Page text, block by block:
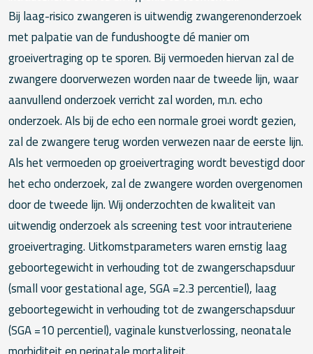
Bij laag-risico zwangeren is uitwendig zwangerenonderzoek
met palpatie van de fundushoogte dé manier om
groeivertraging op te sporen. Bij vermoeden hiervan zal de
zwangere doorverwezen worden naar de tweede lijn, waar
aanvullend onderzoek verricht zal worden, m.n. echo
onderzoek. Als bij de echo een normale groei wordt gezien,
zal de zwangere terug worden verwezen naar de eerste lijn.
Als het vermoeden op groeivertraging wordt bevestigd door
het echo onderzoek, zal de zwangere worden overgenomen
door de tweede lijn. Wij onderzochten de kwaliteit van
uitwendig onderzoek als screening test voor intrauteriene
groeivertraging. Uitkomstparameters waren ernstig laag
geboortegewicht in verhouding tot de zwangerschapsduur
(small voor gestational age, SGA =2.3 percentiel), laag
geboortegewicht in verhouding tot de zwangerschapsduur
(SGA =10 percentiel), vaginale kunstverlossing, neonatale